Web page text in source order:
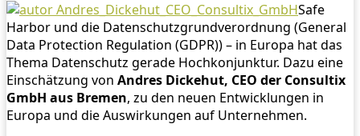
Safe
Harbor und die Datenschutzgrundverordnung (General
Data Protection Regulation (GDPR)) – in Europa hat das
Thema Datenschutz gerade Hochkonjunktur. Dazu eine
Einschätzung von Andres Dickehut, CEO der Consultix
GmbH aus Bremen, zu den neuen Entwicklungen in
Europa und die Auswirkungen auf Unternehmen.